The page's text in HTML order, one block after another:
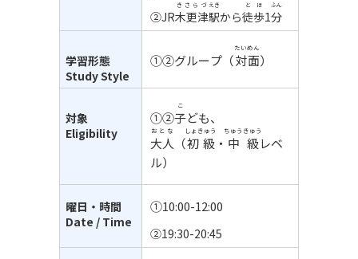
②JR木更津
きさらづ
駅
えき
から徒歩
とほ
1分
ふん
学習形態
Study Style
①②グループ（対面
たいめん
）
対象
Eligibility
①②子
こ
ども、
大人
おとな
（初級
しょきゅう
・ 中級
ちゅうきゅう
レベ
ル）
曜日・時間
Date / Time
①10:00-12:00
②19:30-20:45